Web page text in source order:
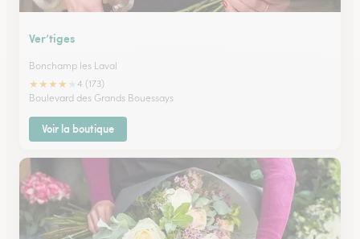
Ver’tiges
Bonchamp les Laval
★★★★
4 (173)
Boulevard des Grands Bouessays
Voir la boutique